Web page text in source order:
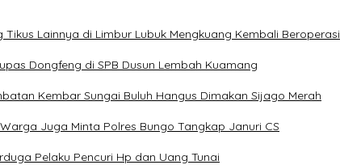
Lainnya di Limbur Lubuk Mengkuang Kembali Beroperasi
Dongfeng di SPB Dusun Lembah Kuamang
Kembar Sungai Buluh Hangus Dimakan Sijago Merah
Juga Minta Polres Bungo Tangkap Januri CS
Pelaku Pencuri Hp dan Uang Tunai